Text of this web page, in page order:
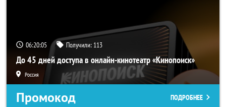
06:20:05 Получили: 113
До 45 дней доступа в онлайн-кинотеатр «Кинопоиск»
Россия
Промокод ПОДРОБНЕЕ